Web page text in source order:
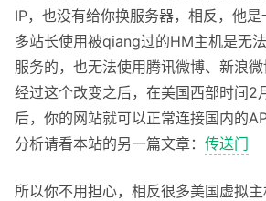
IP，也没有给你换服务器，相反，他
多站长使用被qiang过的HM主机是无
服务的，也无法使用腾讯微博、新浪
经过这个改变之后，在美国西部时间2
后，你的网站就可以正常连接国内的
分析请看本站的另一篇文章： 传送门
所以你不用担心，相反很多美国虚拟